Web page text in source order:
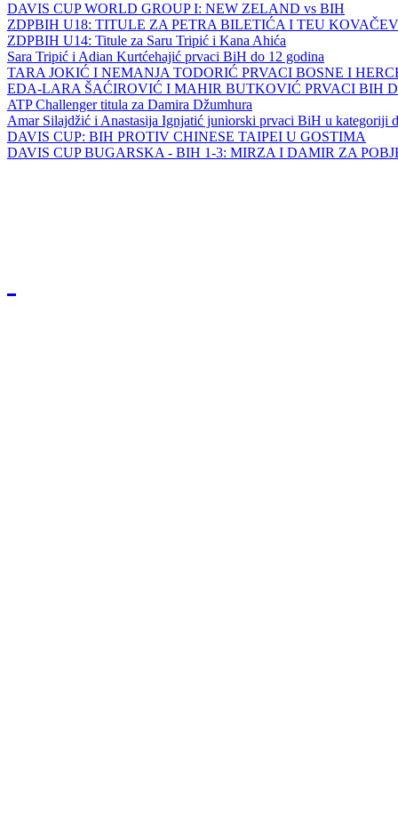
DAVIS CUP WORLD GROUP I: NEW ZELAND vs BIH
ZDPBIH U18: TITULE ZA PETRA BILETIĆA I TEU
ZDPBIH U14: Titule za Saru Tripić i Kana Ahića
Sara Tripić i Adian Kurtćehajić prvaci BiH do 12 godina
TARA JOKIĆ I NEMANJA TODORIĆ PRVACI BOSNE I
EDA-LARA ŠAĆIROVIĆ I MAHIR BUTKOVIĆ PRVACI BIH
ATP Challenger titula za Damira Džumhura
Amar Silajdžić i Anastasija Ignjatić juniorski prvaci BiH u kategoriji
DAVIS CUP: BIH PROTIV CHINESE TAIPEI U GOSTIMA
DAVIS CUP BUGARSKA - BIH 1-3: MIRZA I DAMIR ZA